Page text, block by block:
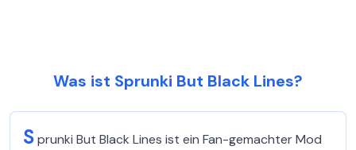
Was ist Sprunki But Black Lines?
Sprunki But Black Lines ist ein Fan-gemachter Mod